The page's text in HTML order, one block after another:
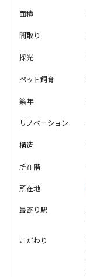
面積
間取り
採光
ペット飼育
築年
リノベーション
構造
所在階
所在地
最寄り駅
こだわり